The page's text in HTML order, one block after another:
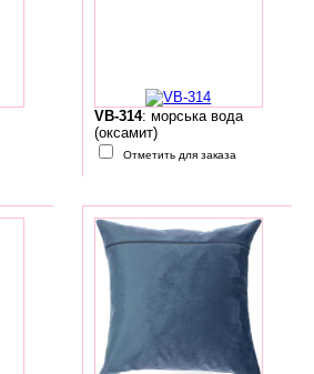
VB-314: морська вода
(оксамит)
Отметить для заказа